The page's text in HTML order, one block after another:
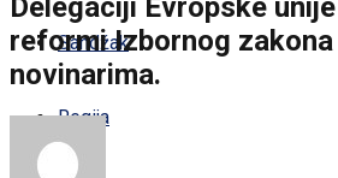
Sandžak
Regija
Delegaciji Evropske
reformi Izbornog
novinarima.